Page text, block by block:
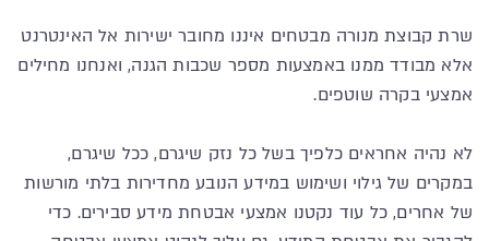
שרת קבוצת מנורה מבטחים איננו מחובר ישירות אל האינטרנט
אלא מבודד ממנו באמצעות מספר שכבות הגנה, ואנחנו מחילים
אמצעי בקרה שוטפים.
לא נהיה אחראים כלפיך בשל כל נזק שיגרם, ככל שיגרם,
במקרים של גילוי ושימוש במידע הנובע מחדירות בלתי מורשות
של אחרים, כל עוד נקטנו אמצעי אבטחת מידע סבירים. כדי